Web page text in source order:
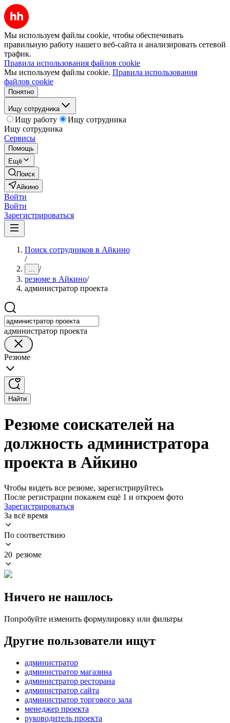
Мы используем файлы cookie, чтобы обеспечивать
правильную работу нашего веб-сайта и анализировать сетевой
трафик.
Правила использования файлов cookie
Мы используем файлы cookie. Правила использования
файлов cookie
Понятно
Ищу сотрудника
Ищу работу
Ищу сотрудника
Ищу сотрудника
Сервисы
Помощь
Ещё
Поиск
Айкино
Войти
Войти
Зарегистрироваться
Поиск сотрудников в Айкино
/
... /
резюме в Айкино/
администратор проекта
администратор проекта
Резюме
Найти
Резюме соискателей на
должность администратора
проекта в Айкино
Чтобы видеть все резюме, зарегистрируйтесь
После регистрации покажем ещё 1 и откроем фото
Зарегистрироваться
За всё время
По соответствию
20 резюме
Ничего не нашлось
Попробуйте изменить формулировку или фильтры
Другие пользователи ищут
администратор
администратор магазина
администратор ресторана
администратор сайта
администратор торгового зала
менеджер проекта
руководитель проекта